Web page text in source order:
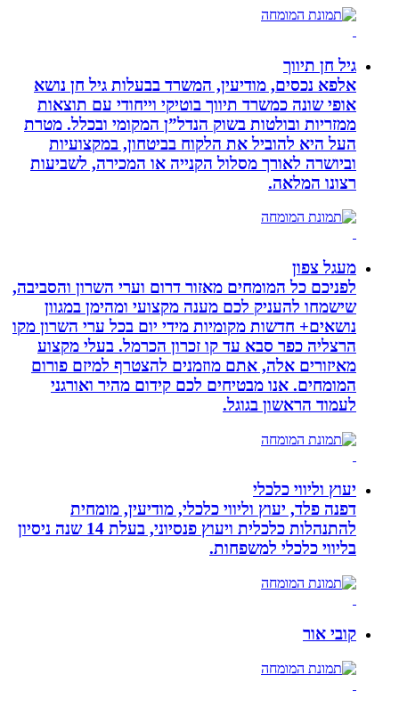
גיל חן תיווך
אלפא נכסים, מודיעין, המשרד בבעלות גיל חן נושא
אופי שונה כמשרד תיווך בוטיקי וייחודי עם תוצאות
ממזריות ובולטות בשוק הנדל”ן המקומי ובכלל. מטרת
העל היא להוביל את הלקוח בביטחון, במקצועיות
וביושרה לאורך מסלול הקנייה או המכירה, לשביעות
רצונו המלאה.
מעגל צפון
לפניכם כל המומחים מאזור דרום וערי השרון והסביבה,
שישמחו להעניק לכם מענה מקצועי ומהימן במגוון
נושאים+ חדשות מקומיות מידי יום בכל ערי השרון מקו
הרצליה כפר סבא עד קו זכרון הכרמל. בעלי מקצוע
מאיזורים אלה, אתם מוזמנים להצטרף למיזם פורום
המומחים. אנו מבטיחים לכם קידום מהיר ואורגני
לעמוד הראשון בגוגל.
יעוץ וליווי כלכלי
דפנה פלד, יעוץ וליווי כלכלי, מודיעין, מומחית
להתנהלות כלכלית ויעוץ פנסיוני, בעלת 14 שנה ניסיון
בליווי כלכלי למשפחות.
קובי אור